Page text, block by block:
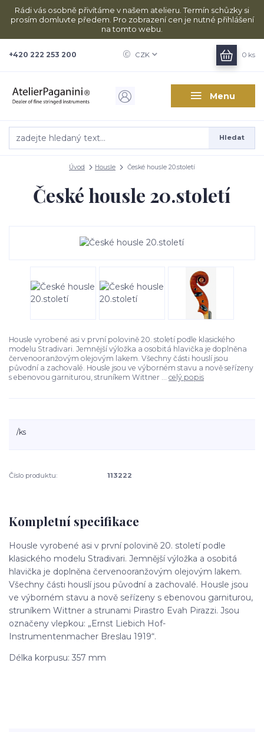
Rádi vás osobně přivítáme v našem atelieru. Termín schůzky si
prosím domluvte předem. Pro zobrazení cen je nutné přihlášení
na tomto webu.
Menu
CZK
Hledat
+420 222 253 200 0 ks
Úvod Housle České housle 20.století
České housle 20.století
Housle vyrobené asi v první polovině 20. století podle klasického
modelu Stradivari. Jemnější výložka a osobitá hlavička je doplněna
červenooranžovým olejovým lakem. Všechny části houslí jsou
původní a zachovalé. Housle jsou ve výborném stavu a nově seřízeny
s ebenovou garniturou, struníkem Wittner ... celý popis
/ks
Číslo produktu: 113222
Kompletní specifikace
Housle vyrobené asi v první polovině 20. století podle
klasického modelu Stradivari. Jemnější výložka a osobitá
hlavička je doplněna červenooranžovým olejovým lakem.
Všechny části houslí jsou původní a zachovalé. Housle jsou
ve výborném stavu a nově seřízeny s ebenovou garniturou,
struníkem Wittner a strunami Pirastro Evah Pirazzi. Jsou
označeny vlepkou: „Ernst Liebich Hof-
Instrumentenmacher Breslau 1919“.
Délka korpusu: 357 mm